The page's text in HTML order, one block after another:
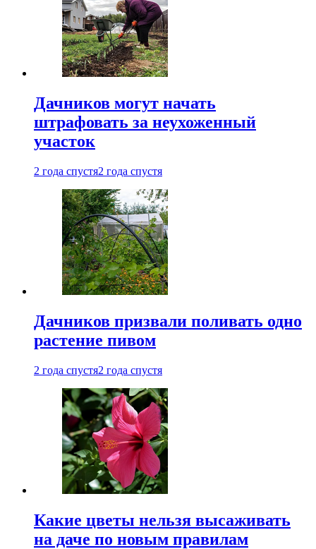
Дачников могут начать
штрафовать за неухоженный
участок
2 года спустя2 года спустя
Дачников призвали поливать одно
растение пивом
2 года спустя2 года спустя
Какие цветы нельзя высаживать
на даче по новым правилам